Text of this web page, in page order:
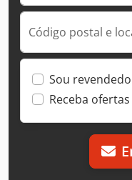
Código postal e
Sou
Receba